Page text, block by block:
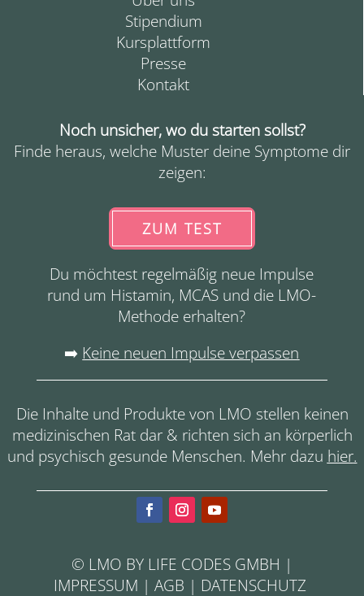
Stipendium
Kursplattform
Presse
Kontakt
Noch unsicher, wo du starten sollst?
Finde heraus, welche Muster deine Symptome dir
zeigen:
ZUM TEST
Du möchtest regelmäßig neue Impulse
rund um Histamin, MCAS und die LMO-
Methode erhalten?
➡️ Keine neuen Impulse verpassen
Die Inhalte und Produkte von LMO stellen keinen
medizinischen Rat dar & richten sich an körperlich
und psychisch gesunde Menschen. Mehr dazu hier.
© LMO BY LIFE CODES GMBH |
IMPRESSUM | AGB | DATENSCHUTZ